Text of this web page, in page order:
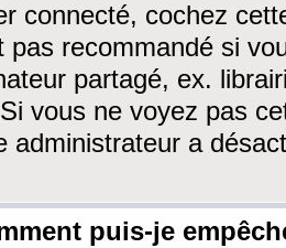
connecté, cochez
pas recommandé si
partagé, ex.
vous ne voyez pas
administrateur a
puis-je